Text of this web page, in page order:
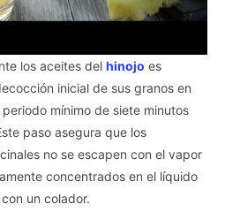
los aceites del hinojo es
inicial de sus granos en
mínimo de siete minutos
paso asegura que los
no se escapen con el vapor
concentrados en el líquido
un colador.